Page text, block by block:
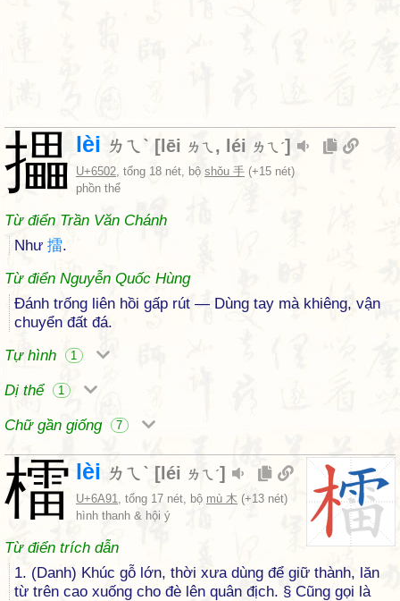
攂 lèi ㄌㄟˋ [ lēi ㄌㄟ , léi ㄌㄟˊ]
U+6502, tổng 18 nét, bộ shǒu 手 (+15 nét)
phồn thể
Từ điển Trần Văn Chánh
Như 擂.
Từ điển Nguyễn Quốc Hùng
Đánh trống liên hồi gấp rút — Dùng tay mà khiêng, vận
chuyển đất đá.
Tự hình
1
Dị thể 1
Chữ gần giống 7
檑 lèi ㄌㄟˋ [ léi ㄌㄟˊ]
U+6A91, tổng 17 nét, bộ mù 木 (+13 nét)
hình thanh & hội ý
Từ điển trích dẫn
1. (Danh) Khúc gỗ lớn, thời xưa dùng để giữ thành, lăn
từ trên cao xuống cho đè lên quân địch. § Cũng gọi là